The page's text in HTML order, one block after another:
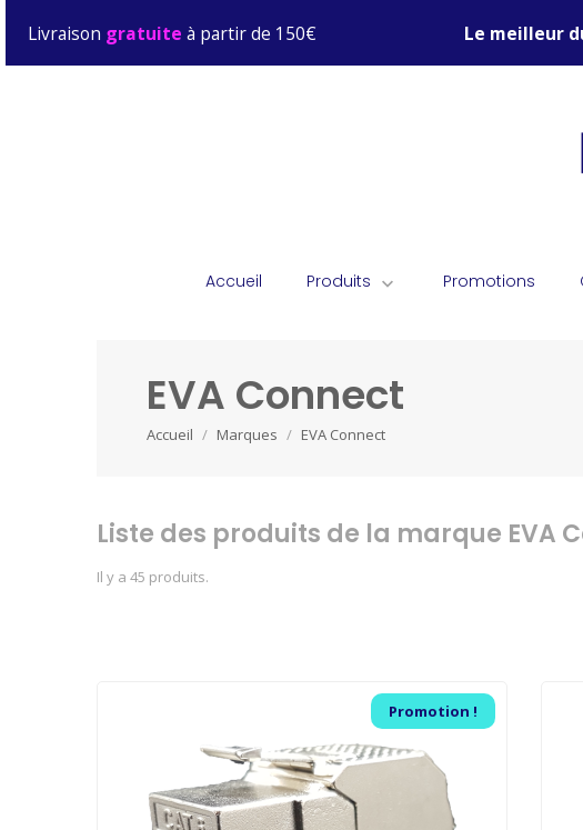
Livraison gratuite à partir de 150€ Le meilleur
Accueil Produits  Promotions
EVA Connect
Accueil Marques EVA Connect
Liste des produits de la marque EVA
Il y a 45 produits.
Promotion !